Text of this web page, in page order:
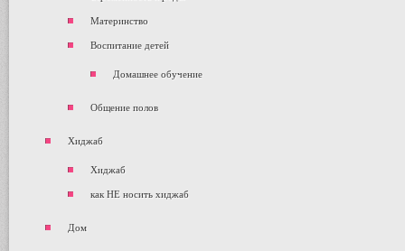
Материнство
Воспитание детей
Домашнее обучение
Общение полов
Хиджаб
Хиджаб
как НЕ носить хиджаб
Дом